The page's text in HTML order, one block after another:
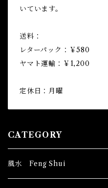
いています。
送料：
レターパック：￥580
ヤマト運輸：￥1,200
定休日：月曜
CATEGORY
風水 Feng Shui